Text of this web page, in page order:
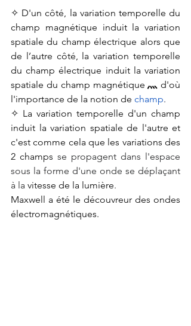
✧ D'un côté, la variation temporelle du
champ magnétique induit la variation
spatiale du champ électrique alors que
de l’autre côté, la variation temporelle
du champ électrique induit la variation
spatiale du champ magnétique 灬 d'où
l'importance de la notion de champ.
✧ La variation temporelle d'un champ
induit la variation spatiale de l'autre et
c'est comme cela que les variations des
2 champs se propagent dans l'espace
sous la forme d'une onde se déplaçant
à la vitesse de la lumière.
Maxwell a été le découvreur des ondes
électromagnétiques.